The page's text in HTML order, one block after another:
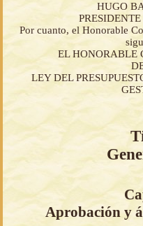
HUGO
Por cuanto, el Honorable
EL HONORABLE
LEY DEL
Aprobación y